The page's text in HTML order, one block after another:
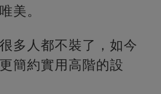
美。
多人都不裝了，如今
簡約實用高階的設